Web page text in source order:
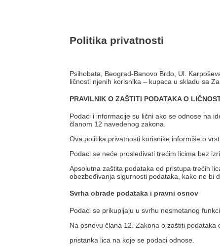
Politika privatnosti
Psihobata, Beograd-Banovo Brdo, Ul.
ličnosti njenih korisnika – kupaca u skladu sa
PRAVILNIK O ZAŠTITI PODATAKA O
Podaci i informacije su lični ako se odnose na
članom 12 navedenog zakona.
Ova politika privatnosti korisnike informiše o
Podaci se neće prosleđivati trećim licima bez
Apsolutna zaštita podataka od pristupa trećih
obezbeđivanja sigurnosti podataka, kako ne bi
Svrha obrade podataka i pravni osnov
Podaci se prikupljaju u svrhu nesmetanog
Na osnovu člana 12. Zakona o zaštiti
pristanka lica na koje se podaci odnose.